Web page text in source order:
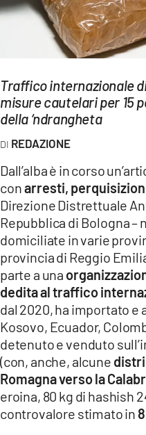
Streaming
LAC TV
LAC ONAIR
LaC
LACPLAY.IT
LACTV.IT
LACONAIR.IT
LACITYMAG.IT
ILREGGINO.IT
COSENZACHANNEL.IT
ILVIBONESE.IT
CATANZAROCHANNEL.IT
LACAPITALENEWS.IT
Traffico internazionale
misure cautelari per 15
della ‘ndrangheta
REDAZIONE
Dall’alba è in corso
conarresti,
Direzione Distrettuale
Repubblica di Bologna –
domiciliate in varie
provincia di Reggio
parte a una
dedita al traffico
dal 2020, ha importato e
Kosovo, Ecuador,
detenuto e venduto
(con, anche, alcune
Romagna verso la
eroina, 80 kg di hashish
controvalore stimato in